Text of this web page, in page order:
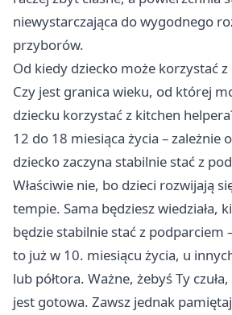
niewystarczająca do wygodnego
przyborów.
Od kiedy dziecko może korzystać
Czy jest granica wieku, od której
dziecku korzystać z kitchen
12 do 18 miesiąca życia – zależnie
dziecko zaczyna stabilnie stać z
Właściwie nie, bo dzieci rozwijają
tempie. Sama będziesz wiedziała,
będzie stabilnie stać z podparciem
to już w 10. miesiącu życia, u
lub półtora. Ważne, żebyś Ty
jest gotowa. Zawsz jednak